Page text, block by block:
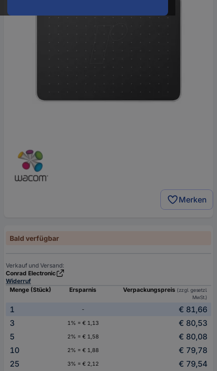
Merken
Bald verfügbar
Verkauf und Versand:
Conrad Electronic
Widerruf
Menge (Stück)
Ersparnis Verpackungspreis (zzgl. gesetzl.
MwSt.)
1 -
€ 81,66
3
1% = € 1,13
€ 80,53
5
2% = € 1,58
€ 80,08
10
2% = € 1,88
€ 79,78
25
3% = € 2,12 € 79,54